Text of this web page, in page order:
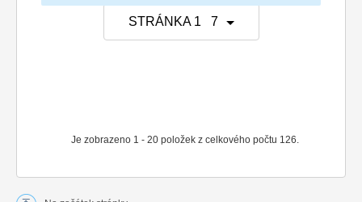
STRÁNKA 1 7
Je zobrazeno 1 - 20 položek z celkového počtu 126.